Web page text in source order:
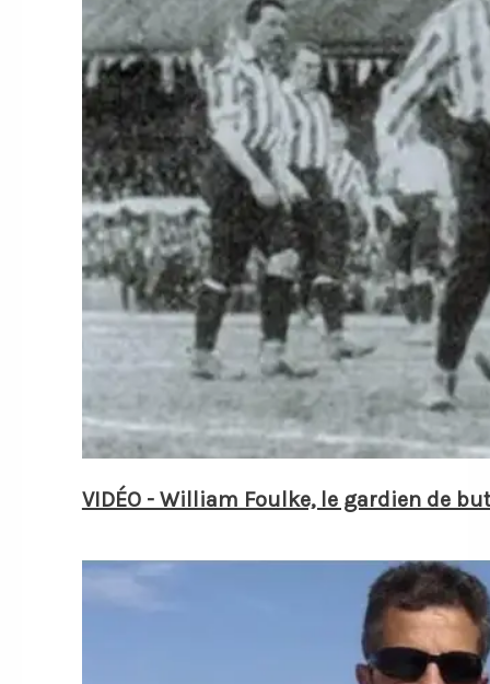
VIDÉO - William Foulke, le gardien de